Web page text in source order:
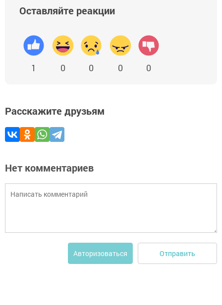
Оставляйте реакции
1 0 0 0 0
Расскажите друзьям
Нет комментариев
Авторизоваться Отправить